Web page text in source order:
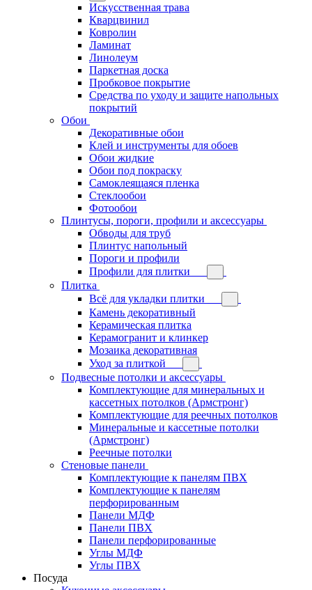
Искусственная трава
Кварцвинил
Ковролин
Ламинат
Линолеум
Паркетная доска
Пробковое покрытие
Средства по уходу и защите напольных
покрытий
Обои
Декоративные обои
Клей и инструменты для обоев
Обои жидкие
Обои под покраску
Самоклеящаяся пленка
Стеклообои
Фотообои
Плинтусы, пороги, профили и аксессуары
Обводы для труб
Плинтус напольный
Пороги и профили
Профили для плитки
Плитка
Всё для укладки плитки
Камень декоративный
Керамическая плитка
Керамогранит и клинкер
Мозаика декоративная
Уход за плиткой
Подвесные потолки и аксессуары
Комплектующие для минеральных и
кассетных потолков (Армстронг)
Комплектующие для реечных потолков
Минеральные и кассетные потолки
(Армстронг)
Реечные потолки
Стеновые панели
Комплектующие к панелям ПВХ
Комплектующие к панелям
перфорированным
Панели МДФ
Панели ПВХ
Панели перфорированные
Углы МДФ
Углы ПВХ
Посуда